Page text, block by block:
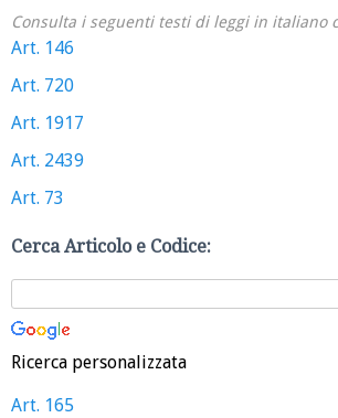
Consulta i seguenti testi di leggi in italiano
Art. 146
Art. 720
Art. 1917
Art. 2439
Art. 73
Cerca Articolo e Codice:
Ricerca personalizzata
Art. 165